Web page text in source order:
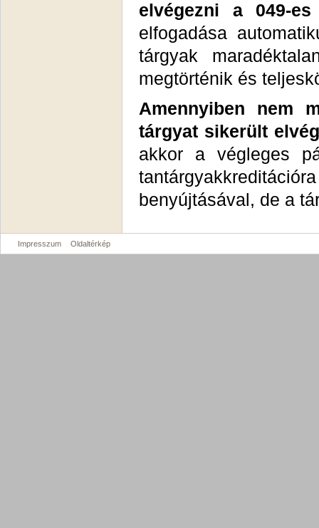
elvégezni a 049-
elfogadása
tárgyak
megtörténik és
Amennyiben nem
tárgyat sikerült
akkor a végleges
benyújtásával, de a
Impresszum Oldaltérkép